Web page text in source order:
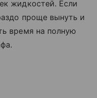
жидкостей. Если
проще вынуть и
время на полную